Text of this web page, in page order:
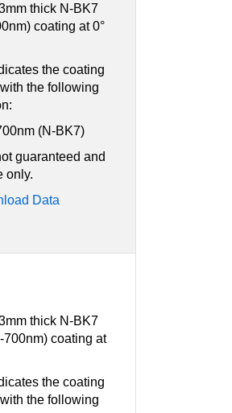
thick N-BK7
coating at 0°
the coating
the following
(N-BK7)
guaranteed and
only.
Data
thick N-BK7
coating at
the coating
the following